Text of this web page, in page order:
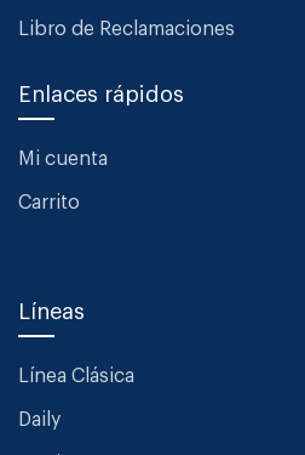
Libro de Reclamaciones
Enlaces rápidos
Mi cuenta
Carrito
Líneas
Línea Clásica
Daily